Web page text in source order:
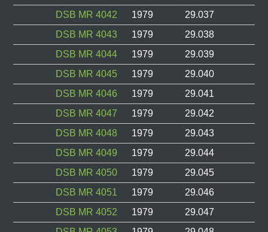
DSB MR 4042
1979
29.037
DSB MR 4043
1979
29.038
DSB MR 4044
1979
29.039
DSB MR 4045
1979
29.040
DSB MR 4046
1979
29.041
DSB MR 4047
1979
29.042
DSB MR 4048
1979
29.043
DSB MR 4049
1979
29.044
DSB MR 4050
1979
29.045
DSB MR 4051
1979
29.046
DSB MR 4052
1979
29.047